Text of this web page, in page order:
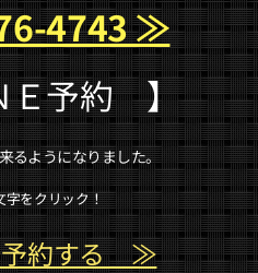
4743 ≫
Ｅ予約 】
るようになりました。
字をクリック！
約する ≫